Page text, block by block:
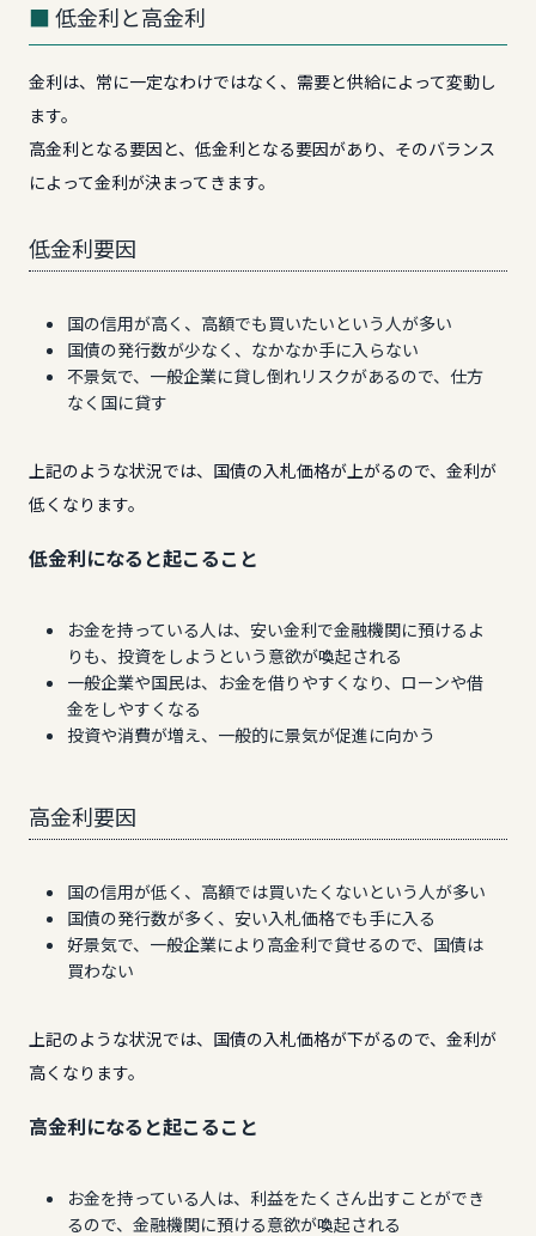
低金利と高金利
金利は、常に一定なわけではなく、需要と供給によって変動し
ます。
高金利となる要因と、低金利となる要因があり、そのバランス
によって金利が決まってきます。
低金利要因
国の信用が高く、高額でも買いたいという人が多い
国債の発行数が少なく、なかなか手に入らない
不景気で、一般企業に貸し倒れリスクがあるので、仕方
なく国に貸す
上記のような状況では、国債の入札価格が上がるので、金利が
低くなります。
低金利になると起こること
お金を持っている人は、安い金利で金融機関に預けるよ
りも、投資をしようという意欲が喚起される
一般企業や国民は、お金を借りやすくなり、ローンや借
金をしやすくなる
投資や消費が増え、一般的に景気が促進に向かう
高金利要因
国の信用が低く、高額では買いたくないという人が多い
国債の発行数が多く、安い入札価格でも手に入る
好景気で、一般企業により高金利で貸せるので、国債は
買わない
上記のような状況では、国債の入札価格が下がるので、金利が
高くなります。
高金利になると起こること
お金を持っている人は、利益をたくさん出すことができ
るので、金融機関に預ける意欲が喚起される